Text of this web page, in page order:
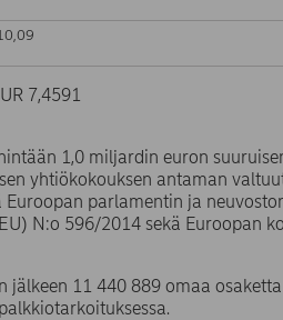
7,4591
1,0 miljardin euron
yhtiökokouksen antaman
parlamentin ja
N:o 596/2014 sekä Euroopan
11 440 889 omaa